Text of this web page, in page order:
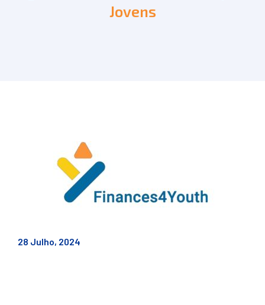
Jovens
28 Julho, 2024